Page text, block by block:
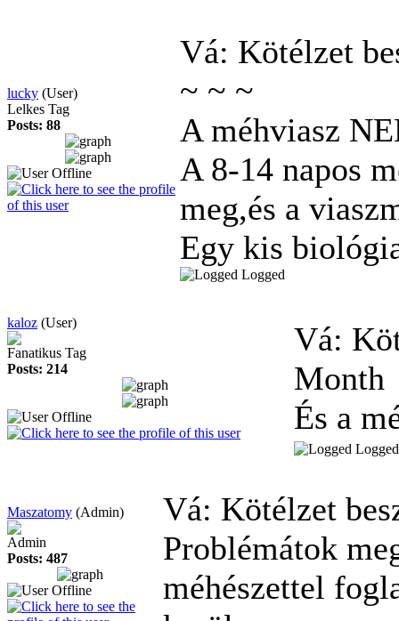
lucky (User)
Lelkes Tag
Posts: 88
Vá: Kötélzet
~ ~ ~
A méhviasz
A 8-14 napos
meg,és a
Egy kis
Logged
kaloz (User)
Fanatikus Tag
Posts: 214
Vá:
Month
És a
Logged
Maszatomy (Admin)
Admin
Posts: 487
Vá: Kötélzet
Problémátok
méhészettel